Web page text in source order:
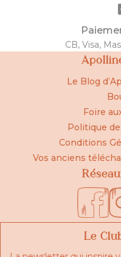
CB, Visa,
Le Blog
Foire
Politique
Conditions
Vos anciens
Le